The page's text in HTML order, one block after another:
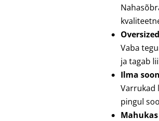
Vaba
ja tagab
Ilma
Varrukad
pingul